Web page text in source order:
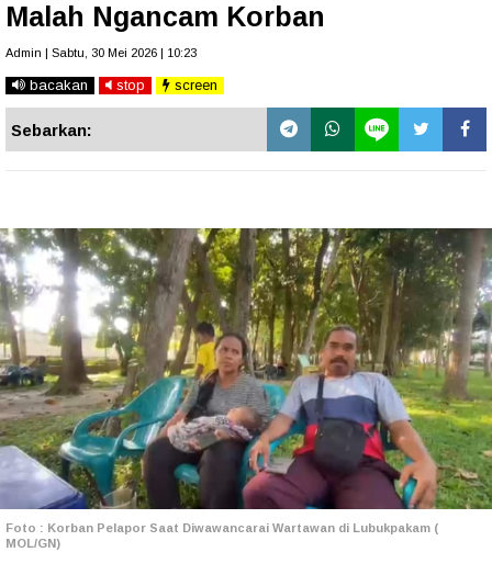
Malah Ngancam Korban
Admin | Sabtu, 30 Mei 2026 | 10:23
bacakan stop screen
Sebarkan:
Foto : Korban Pelapor Saat Diwawancarai Wartawan di Lubukpakam (
MOL/GN)